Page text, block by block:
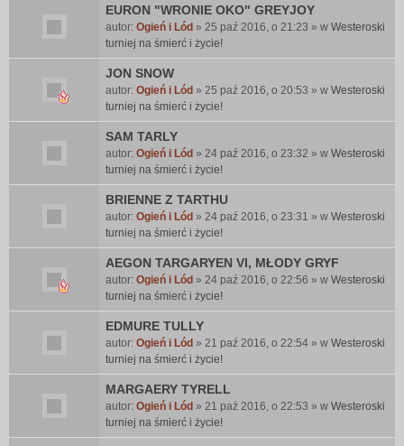
EURON "WRONIE OKO" GREYJOY
autor: Ogień i Lód » 25 paź 2016, o 21:23 » w Westeroski
turniej na śmierć i życie!
JON SNOW
autor: Ogień i Lód » 25 paź 2016, o 20:53 » w Westeroski
turniej na śmierć i życie!
SAM TARLY
autor: Ogień i Lód » 24 paź 2016, o 23:32 » w Westeroski
turniej na śmierć i życie!
BRIENNE Z TARTHU
autor: Ogień i Lód » 24 paź 2016, o 23:31 » w Westeroski
turniej na śmierć i życie!
AEGON TARGARYEN VI, MŁODY GRYF
autor: Ogień i Lód » 24 paź 2016, o 22:56 » w Westeroski
turniej na śmierć i życie!
EDMURE TULLY
autor: Ogień i Lód » 21 paź 2016, o 22:54 » w Westeroski
turniej na śmierć i życie!
MARGAERY TYRELL
autor: Ogień i Lód » 21 paź 2016, o 22:53 » w Westeroski
turniej na śmierć i życie!